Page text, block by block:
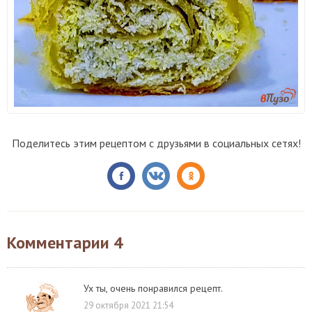
Поделитесь этим рецептом с друзьями в социальных сетях!
Комментарии 4
Ух ты, очень понравился рецепт.
29 октября 2021 21:54